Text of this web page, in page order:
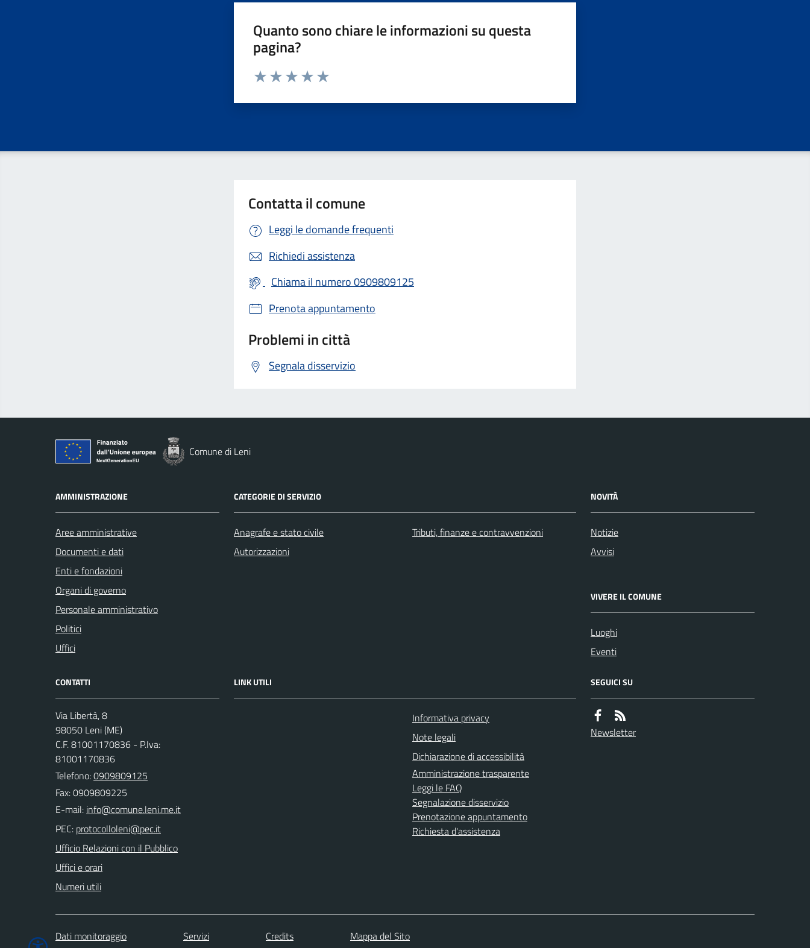
Quanto sono chiare le informazioni su questa
pagina?
Valuta da 1 a 5 stelle la pagina
Contatta il comune
Leggi le domande frequenti
Richiedi assistenza
Chiama il numero 0909809125
Prenota appuntamento
Problemi in città
Segnala disservizio
Comune di Leni
AMMINISTRAZIONE
Aree amministrative
Documenti e dati
Enti e fondazioni
Organi di governo
Personale amministrativo
Politici
Uffici
CATEGORIE DI SERVIZIO
Anagrafe e stato civile
Autorizzazioni
Tributi, finanze e contravvenzioni
NOVITÀ
Notizie
Avvisi
VIVERE IL COMUNE
Luoghi
Eventi
CONTATTI
Via Libertà, 8
98050 Leni (ME)
C.F. 81001170836 - P.Iva:
81001170836
Telefono:0909809125
Fax: 0909809225
E-mail:
PEC:
Ufficio Relazioni con il Pubblico
Uffici e orari
Numeri utili
LINK UTILI
Informativa privacy
Note legali
Dichiarazione di accessibilità
Amministrazione trasparente
Leggi le FAQ
Segnalazione disservizio
Prenotazione appuntamento
Richiesta d'assistenza
SEGUICI SU
Newsletter
Dati monitoraggio Servizi Credits Mappa del Sito